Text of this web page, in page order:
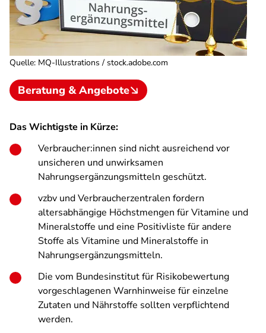
Quelle: MQ-Illustrations / stock.adobe.com
Beratung & Angebote
Das Wichtigste in Kürze:
Verbraucher:innen sind nicht ausreichend vor
unsicheren und unwirksamen
Nahrungsergänzungsmitteln geschützt.
vzbv und Verbraucherzentralen fordern
altersabhängige Höchstmengen für Vitamine und
Mineralstoffe und eine Positivliste für andere
Stoffe als Vitamine und Mineralstoffe in
Nahrungsergänzungsmitteln.
Die vom Bundesinstitut für Risikobewertung
vorgeschlagenen Warnhinweise für einzelne
Zutaten und Nährstoffe sollten verpflichtend
werden.